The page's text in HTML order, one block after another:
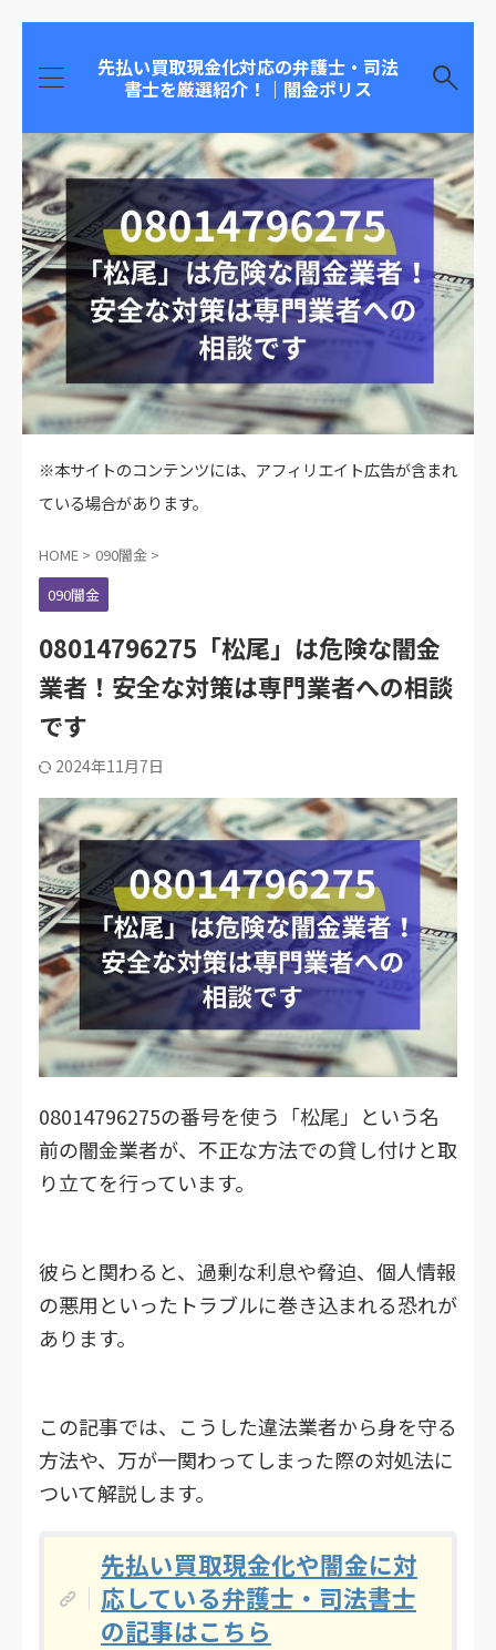
先払い買取現金化対応の弁護士・司法
書士を厳選紹介！｜闇金ポリス
※本サイトのコンテンツには、アフィリエイト広告が含まれ
ている場合があります。
HOME > 090闇金 >
090闇金
08014796275「松尾」は危険な闇金
業者！安全な対策は専門業者への相談
です
2024年11月7日
08014796275の番号を使う「松尾」という名
前の闇金業者が、不正な方法での貸し付けと取
り立てを行っています。
彼らと関わると、過剰な利息や脅迫、個人情報
の悪用といったトラブルに巻き込まれる恐れが
あります。
この記事では、こうした違法業者から身を守る
方法や、万が一関わってしまった際の対処法に
ついて解説します。
先払い買取現金化や闇金に対
応している弁護士・司法書士
の記事はこちら